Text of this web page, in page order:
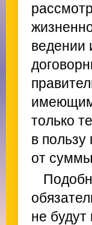
ведении
только
в
от
не будут